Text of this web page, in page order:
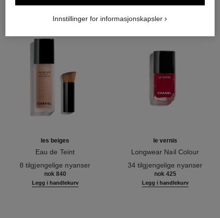
les beiges
Eau de Teint
8 tilgjengelige nyanser
nok 840
Legg i handlekurv
le vernis
Longwear Nail Colour
34 tilgjengelige nyanser
nok 425
Legg i handlekurv
Innstillinger for informasjonskapsler